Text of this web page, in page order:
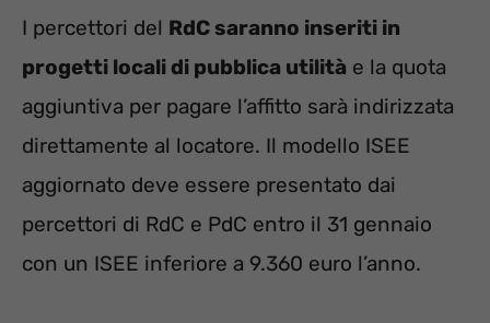
I percettori del RdC saranno inseriti in
progetti locali di pubblica utilità e la quota
aggiuntiva per pagare l’affitto sarà indirizzata
direttamente al locatore. Il modello ISEE
aggiornato deve essere presentato dai
percettori di RdC e PdC entro il 31 gennaio
con un ISEE inferiore a 9.360 euro l’anno.